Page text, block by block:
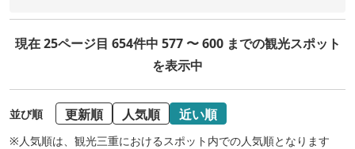
現在 25ページ目 654件中 577 〜 600 までの観光スポット
を表示中
並び順 更新順 人気順 近い順
※人気順は、観光三重におけるスポット内での人気順となります